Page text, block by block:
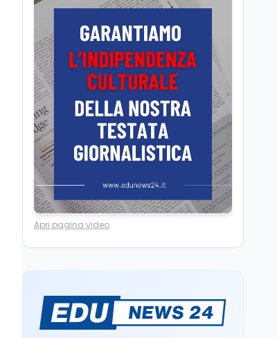
ATA: la matematica
4.150 euro
Cultura6 ago
Spesa culturale in
Lombardia da record,
ma la voragine Nord-
Sud triplica
Cultura6 ago
Francesco Guccini si è
spento a Pàvana: addio
Ricerca6 ago
Un secolo di Warburg: il
Il rivelatore che 'vede' i
reattori spenti
Apri pagina video